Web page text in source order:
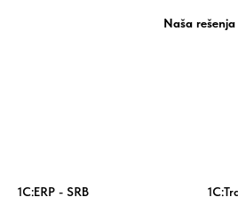
Naša rešenja
1C:ERP - SRB